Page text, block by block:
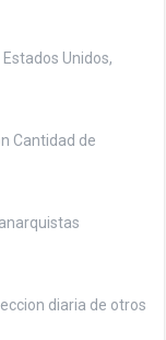
Unidos,
Cantidad de
diaria de otros